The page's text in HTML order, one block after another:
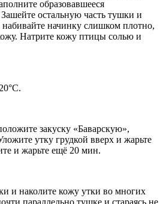
образовавшееся
остальную часть тушки и
начинку слишком плотно,
Натрите кожу птицы солью и
закуску «Баварскую»,
утку грудкой вверх и жарьте
и жарьте ещё 20 мин.
и наколите кожу утки во многих
параллельно тушке и стараясь не